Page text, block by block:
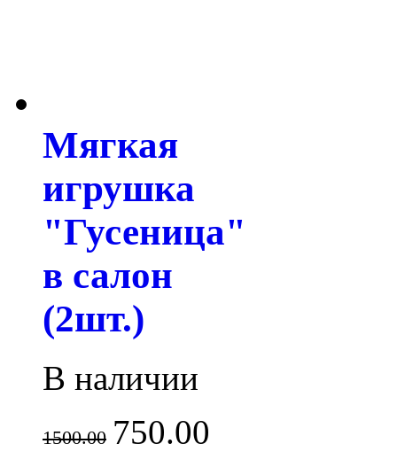
Мягкая
игрушка
"Гусеница"
в салон
(2шт.)
В наличии
1500.00 750.00